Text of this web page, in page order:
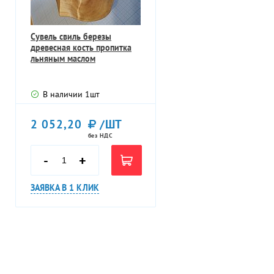
Сувель свиль березы
древесная кость пропитка
льняным маслом
В наличии 1шт
2 052,20 /ШТ
без НДС
- +
ЗАЯВКА В 1 КЛИК